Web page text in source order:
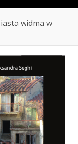
widma w